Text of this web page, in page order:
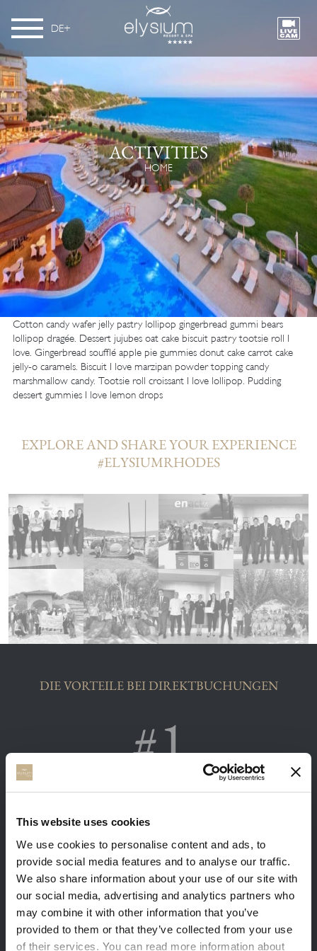
This website uses cookies
We use cookies to personalise content and ads, to
provide social media features and to analyse our traffic.
We also share information about your use of our site with
our social media, advertising and analytics partners who
may combine it with other information that you’ve
provided to them or that they’ve collected from your use
of their services. You can read more information about
DE
ACTIVITIES
HOME
Cotton candy wafer jelly pastry lollipop gingerbread gummi bears
lollipop dragée. Dessert jujubes oat cake biscuit pastry tootsie roll I
love. Gingerbread soufflé apple pie gummies donut cake carrot cake
jelly-o caramels. Biscuit I love marzipan powder topping candy
marshmallow candy. Tootsie roll croissant I love lollipop. Pudding
dessert gummies I love lemon drops
EXPLORE AND SHARE YOUR EXPERIENCE
#ELYSIUMRHODES
DIE VORTEILE BEI DIREKTBUCHUNGEN
Sie erhalten unsere besten verfügbaren
Sie erhalten 5% Rabatt.
Kostenlose Massagen und Frühstück auf